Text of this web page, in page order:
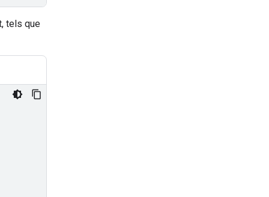
tels que